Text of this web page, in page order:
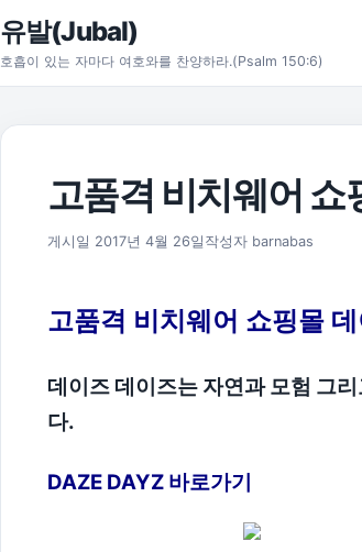
본문으로 건너뛰기
유발(Jubal)
호흡이 있는 자마다 여호와를 찬양하라.(Psalm 150:6)
고품격 비치웨어
게시일 2017년 4월 26일 2017년 4월 26일
작성자 barnabas
고품격 비치웨어 쇼핑몰
데이즈 데이즈는 자연과 모험 그
다.
DAZE DAYZ 바로가기